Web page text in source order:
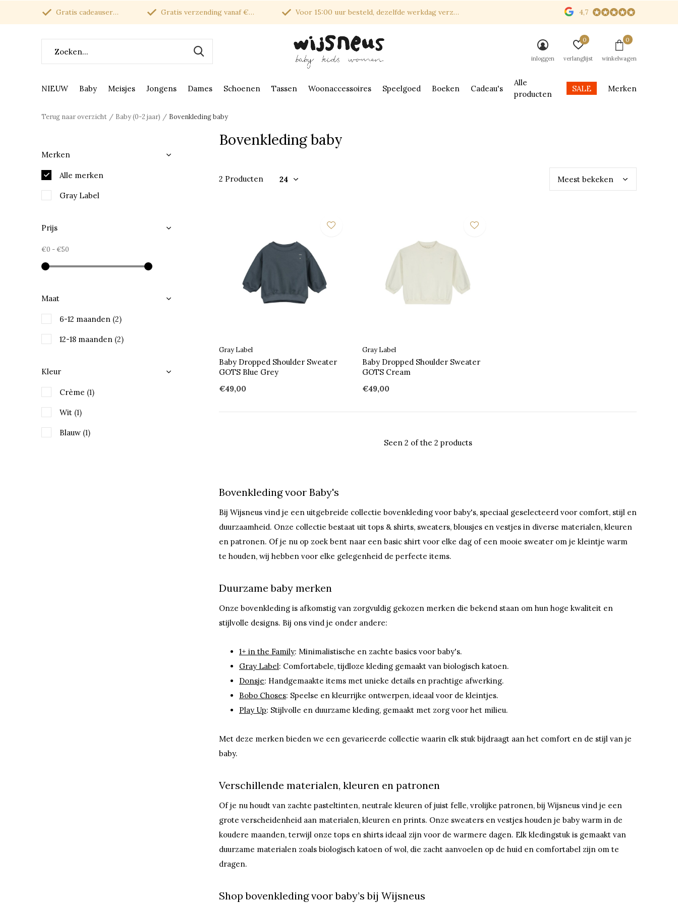
NIEUW Baby Meisjes Jongens Dames Schoenen Tassen Woonaccessoires Speelgoed Boeken Cadeau's
Alle
producten
SALE Merken
inloggen verlanglijst
0
winkelwagen
0
Gratis cadeauservice Gratis verzending vanaf €150* Voor 15:00 uur besteld, dezelfde werkdag verzonden 4,7
Terug naar overzicht Baby (0-2 jaar) Bovenkleding baby
Bovenkleding baby
2 Producten
Gray Label
Baby Dropped Shoulder Sweater
GOTS Blue Grey
€49,00
Gray Label
Baby Dropped Shoulder Sweater
GOTS Cream
€49,00
Seen 2 of the 2 products
Bovenkleding voor Baby's
Bij Wijsneus vind je een uitgebreide collectie bovenkleding voor baby's, speciaal geselecteerd voor comfort, stijl en
duurzaamheid. Onze collectie bestaat uit tops & shirts, sweaters, blousjes en vestjes in diverse materialen, kleuren
en patronen. Of je nu op zoek bent naar een basic shirt voor elke dag of een mooie sweater om je kleintje warm
te houden, wij hebben voor elke gelegenheid de perfecte items.
Duurzame baby merken
Onze bovenkleding is afkomstig van zorgvuldig gekozen merken die bekend staan om hun hoge kwaliteit en
stijlvolle designs. Bij ons vind je onder andere:
1+ in the Family: Minimalistische en zachte basics voor baby's.
Gray Label: Comfortabele, tijdloze kleding gemaakt van biologisch katoen.
Donsje: Handgemaakte items met unieke details en prachtige afwerking.
Bobo Choses: Speelse en kleurrijke ontwerpen, ideaal voor de kleintjes.
Play Up: Stijlvolle en duurzame kleding, gemaakt met zorg voor het milieu.
Met deze merken bieden we een gevarieerde collectie waarin elk stuk bijdraagt aan het comfort en de stijl van je
baby.
Verschillende materialen, kleuren en patronen
Of je nu houdt van zachte pasteltinten, neutrale kleuren of juist felle, vrolijke patronen, bij Wijsneus vind je een
grote verscheidenheid aan materialen, kleuren en prints. Onze sweaters en vestjes houden je baby warm in de
koudere maanden, terwijl onze tops en shirts ideaal zijn voor de warmere dagen. Elk kledingstuk is gemaakt van
duurzame materialen zoals biologisch katoen of wol, die zacht aanvoelen op de huid en comfortabel zijn om te
dragen.
Shop bovenkleding voor baby’s bij Wijsneus
Merken
Alle merken
Gray Label
Prijs
€0 -€50
Maat
6-12 maanden (2)
12-18 maanden (2)
Kleur
Crème (1)
Wit (1)
Blauw (1)